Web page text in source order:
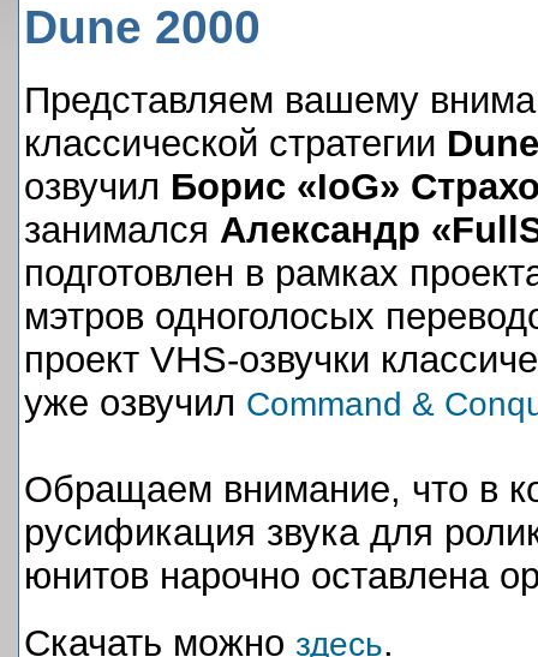
Dune 2000
Представляем вашему
классической стратегии
озвучил Борис «IoG»
занимался Александр
подготовлен в рамках
мэтров одноголосых
проект VHS-озвучки
уже озвучил Command &
Обращаем внимание, что в
русификация звука для
юнитов нарочно оставлена
Скачать можно здесь.